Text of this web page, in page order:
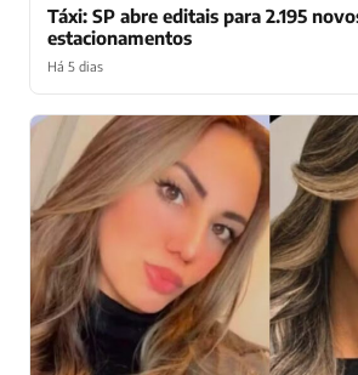
Táxi: SP abre editais para 2.195
estacionamentos
Há 5 dias